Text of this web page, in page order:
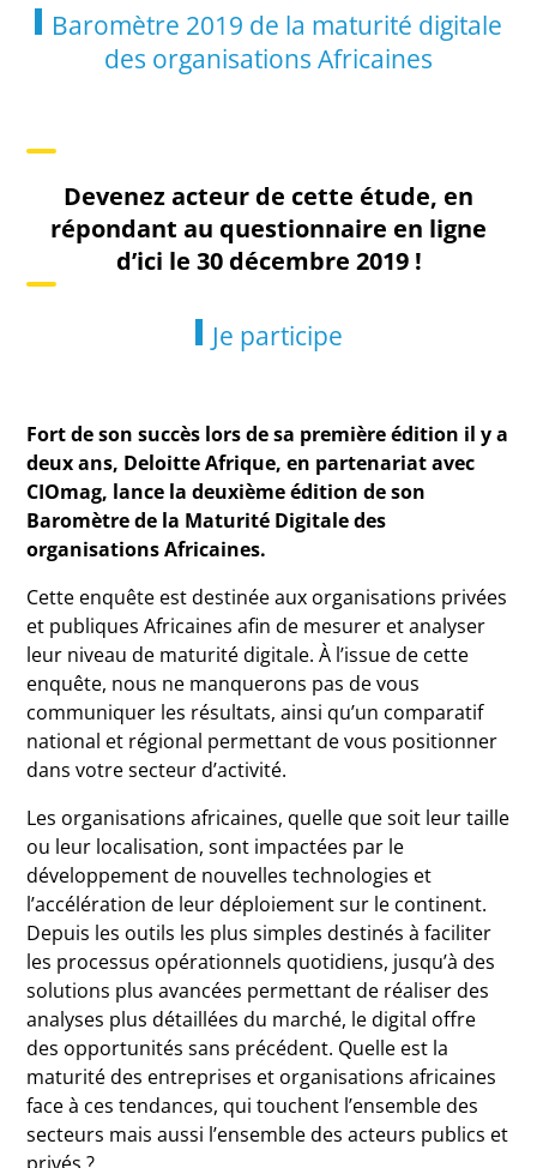
Baromètre 2019 de la maturité digitale
des organisations Africaines
Devenez acteur de cette étude, en
répondant au questionnaire en ligne
d’ici le 30 décembre 2019 !
Je participe
Fort de son succès lors de sa première édition il y a
deux ans, Deloitte Afrique, en partenariat avec
CIOmag, lance la deuxième édition de son
Baromètre de la Maturité Digitale des
organisations Africaines.
Cette enquête est destinée aux organisations privées
et publiques Africaines afin de mesurer et analyser
leur niveau de maturité digitale. À l’issue de cette
enquête, nous ne manquerons pas de vous
communiquer les résultats, ainsi qu’un comparatif
national et régional permettant de vous positionner
dans votre secteur d’activité.
Les organisations africaines, quelle que soit leur taille
ou leur localisation, sont impactées par le
développement de nouvelles technologies et
l’accélération de leur déploiement sur le continent.
Depuis les outils les plus simples destinés à faciliter
les processus opérationnels quotidiens, jusqu’à des
solutions plus avancées permettant de réaliser des
analyses plus détaillées du marché, le digital offre
des opportunités sans précédent. Quelle est la
maturité des entreprises et organisations africaines
face à ces tendances, qui touchent l’ensemble des
secteurs mais aussi l’ensemble des acteurs publics et